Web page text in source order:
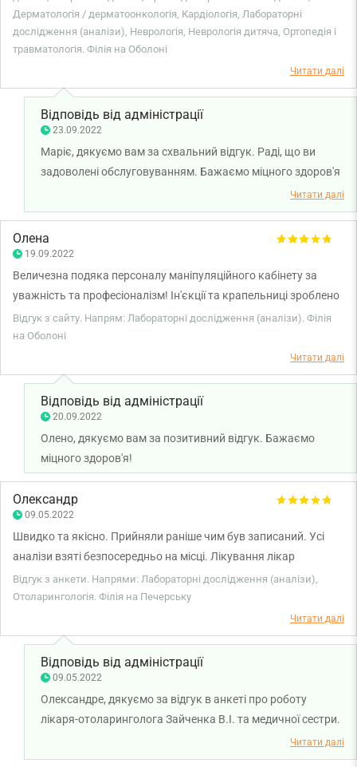
Смарт Медікал вперше з цим впоралися! Величезна подяка їм,
син перестав боятися аналізів тепер.
Дерматологія / дерматоонкологія, Кардіологія, Лабораторні
дослідження (аналізи), Неврологія, Неврологія дитяча, Ортопедія і
травматологія. Філія на Оболоні
Читати далі
Відповідь від адміністрації
23.09.2022
Маріє, дякуємо вам за схвальний відгук. Раді, що ви
задоволені обслуговуванням. Бажаємо міцного здоров'я
Читати далі
Олена
19.09.2022
Величезна подяка персоналу маніпуляційного кабінету за
уважність та професіоналізм! Ін'єкції та крапельниці зроблено
дуже акуратно! Бажаю всім всього найкращого!
Відгук з сайту. Напрям: Лабораторні дослідження (аналізи). Філія
на Оболоні
Читати далі
Відповідь від адміністрації
20.09.2022
Олено, дякуємо вам за позитивний відгук. Бажаємо
міцного здоров'я!
Олександр
09.05.2022
Швидко та якісно. Прийняли раніше чим був записаний. Усі
аналізи взяті безпосередньо на місці. Лікування лікар
розписав одразу.
Відгук з анкети. Напрями: Лабораторні дослідження (аналізи),
Отоларингологія. Філія на Печерську
Читати далі
Відповідь від адміністрації
09.05.2022
Олександре, дякуємо за відгук в анкеті про роботу
лікаря-отоларинголога Зайченка В.І. та медичної сестри.
Читати далі